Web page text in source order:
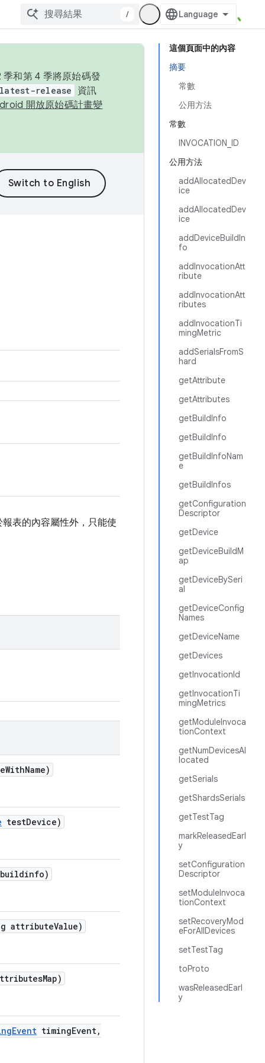
/
這個頁面中的內容
摘要
常數
公用方法
常數
INVOCATION_ID
公用方法
addAllocatedDev
ice
addAllocatedDev
ice
addDeviceBuildIn
fo
addInvocationAtt
ribute
addInvocationAtt
ributes
addInvocationTi
mingMetric
addSerialsFromS
hard
getAttribute
getAttributes
getBuildInfo
getBuildInfo
getBuildInfoNam
e
getBuildInfos
getConfiguration
Descriptor
getDevice
getDeviceBuildM
ap
getDeviceBySeri
al
getDeviceConfig
Names
getDeviceName
getDevices
getInvocationId
getInvocationTi
mingMetrics
getModuleInvoca
tionContext
getNumDevicesAl
located
getSerials
getShardsSerials
getTestTag
markReleasedEarl
y
setConfiguration
Descriptor
setModuleInvoca
tionContext
setRecoveryMod
eForAllDevices
setTestTag
toProto
wasReleasedEarl
y
和第 4 季將原始碼發
release
資訊
開放原始碼計畫變
表的內容屬性外，只能使
WithName)
testDevice)
buildinfo)
attributeValue)
Map)
Event timingEvent,